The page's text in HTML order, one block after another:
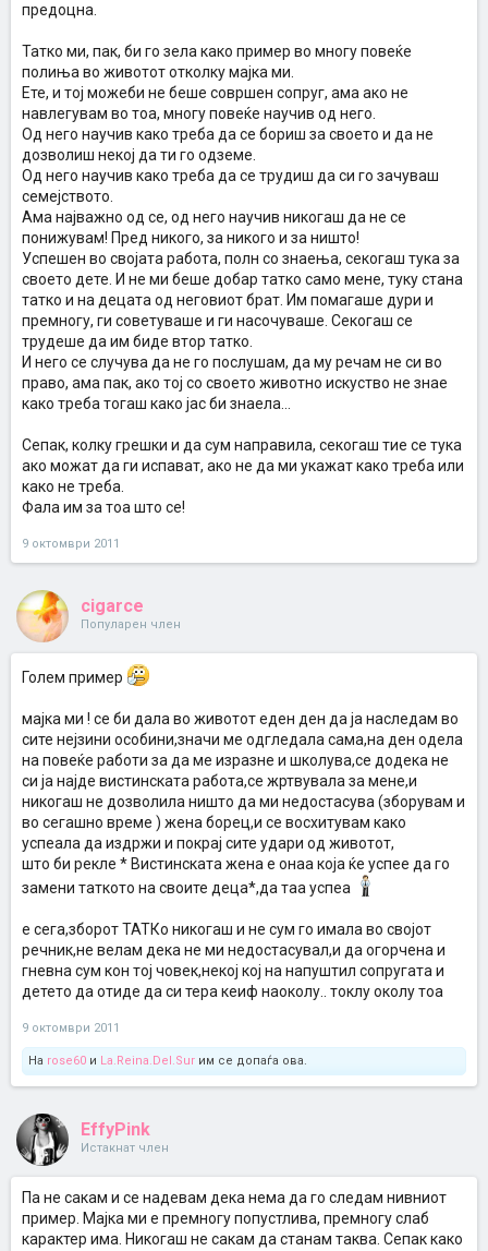
предоцна.
Татко ми, пак, би го зела како пример во многу повеќе
полиња во животот отколку мајка ми.
Ете, и тој можеби не беше совршен сопруг, ама ако не
навлегувам во тоа, многу повеќе научив од него.
Од него научив како треба да се бориш за своето и да не
дозволиш некој да ти го одземе.
Од него научив како треба да се трудиш да си го зачуваш
семејството.
Ама најважно од се, од него научив никогаш да не се
понижувам! Пред никого, за никого и за ништо!
Успешен во својата работа, полн со знаења, секогаш тука за
своето дете. И не ми беше добар татко само мене, туку стана
татко и на децата од неговиот брат. Им помагаше дури и
премногу, ги советуваше и ги насочуваше. Секогаш се
трудеше да им биде втор татко.
И него се случува да не го послушам, да му речам не си во
право, ама пак, ако тој со своето животно искуство не знае
како треба тогаш како јас би знаела...
Сепак, колку грешки и да сум направила, секогаш тие се тука
ако можат да ги испават, ако не да ми укажат како треба или
како не треба.
Фала им за тоа што се!
9 октомври 2011
cigarce
Популарен член
Голем пример
мајка ми ! се би дала во животот еден ден да ја наследам во
сите нејзини особини,значи ме одгледала сама,на ден одела
на повеќе работи за да ме изразне и школува,се додека не
си ја најде вистинската работа,се жртвувала за мене,и
никогаш не дозволила ништо да ми недостасува (зборувам и
во сегашно време ) жена борец,и се восхитувам како
успеала да издржи и покрај сите удари од животот,
што би рекле * Вистинската жена е онаа која ќе успее да го
замени таткото на своите деца*,да таа успеа
е сега,зборот ТАТКо никогаш и не сум го имала во својот
речник,не велам дека не ми недостасувал,и да огорчена и
гневна сум кон тој човек,некој кој на напуштил сопругата и
детето да отиде да си тера кеиф наоколу.. токлу околу тоа
9 октомври 2011
На rose60 и La.Reina.Del.Sur им се допаѓа ова.
EffyPink
Истакнат член
Па не сакам и се надевам дека нема да го следам нивниот
пример. Мајка ми е премногу попустлива, премногу слаб
карактер има. Никогаш не сакам да станам таква. Сепак како